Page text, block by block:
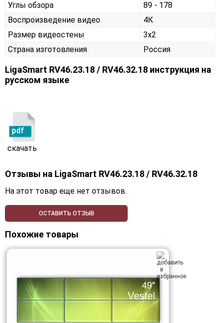
Углы обзора
89 - 178
Воспроизведение видео
4К
Размер видеостены
3x2
Страна изготовления
Россия
LigaSmart RV46.23.18 / RV46.32.18 инструкция на
русском языке
pdf
скачать
Отзывы на LigaSmart RV46.23.18 / RV46.32.18
На этот товар еще нет отзывов.
ОСТАВИТЬ ОТЗЫВ
Похожие товары